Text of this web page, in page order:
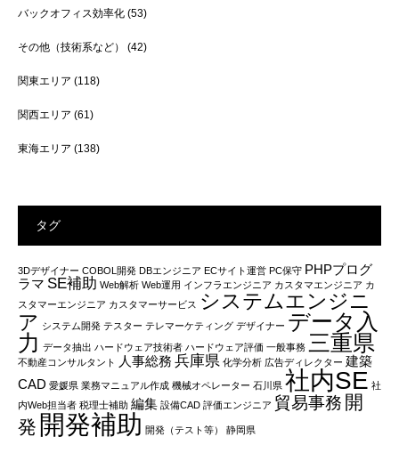
バックオフィス効率化 (53)
その他（技術系など） (42)
関東エリア (118)
関西エリア (61)
東海エリア (138)
タグ
3Dデザイナー COBOL開発 DBエンジニア ECサイト運営 PC保守 PHPプログ
ラマ SE補助 Web解析 Web運用 インフラエンジニア カスタマエンジニア カ
スタマーエンジニア カスタマーサービス システムエンジニ
ア システム開発 テスター テレマーケティング デザイナー データ入
力 データ抽出 ハードウェア技術者 ハードウェア評価 一般事務 三重県
不動産コンサルタント 人事総務 兵庫県 化学分析 広告ディレクター 建築
CAD 愛媛県 業務マニュアル作成 機械オペレーター 石川県 社内SE 社
内Web担当者 税理士補助 編集 設備CAD 評価エンジニア 貿易事務 開
発 開発補助 開発（テスト等） 静岡県